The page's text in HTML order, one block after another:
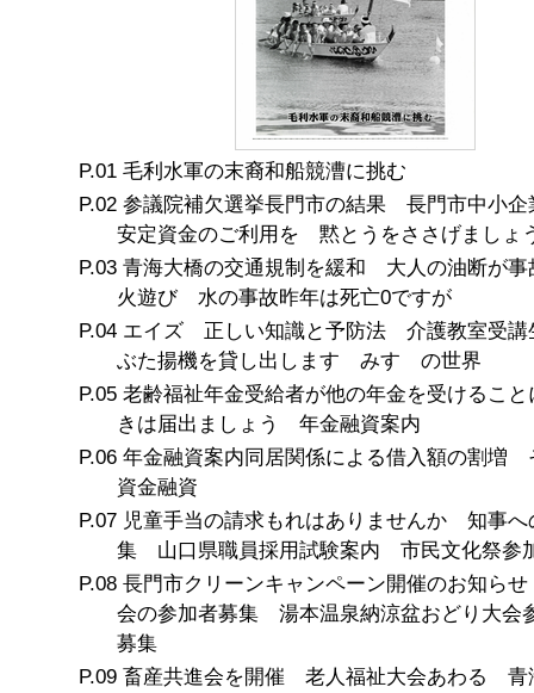
毛利水軍の末裔和船競漕に挑む
参議院補欠選挙長門市の結果 長門市中小企
安定資金のご利用を 黙とうをささげましょ
青海大橋の交通規制を緩和 大人の油断が事
火遊び 水の事故昨年は死亡0ですが
エイズ 正しい知識と予防法 介護教室受
ぶた揚機を貸し出します みすゞの世界
老齢福祉年金受給者が他の年金を受けること
きは届出ましょう 年金融資案内
年金融資案内同居関係による借入額の割増
資金融資
児童手当の請求もれはありませんか 知事へ
集 山口県職員採用試験案内 市民文化祭参
長門市クリーンキャンペーン開催のお知ら
会の参加者募集 湯本温泉納涼盆おどり大会
募集
畜産共進会を開催 老人福祉大会あわる 青